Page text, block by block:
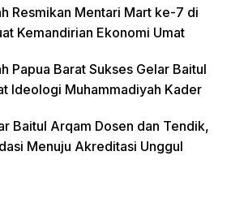
Resmikan Mentari Mart ke-7 di
Kemandirian Ekonomi Umat
Papua Barat Sukses Gelar Baitul
Ideologi Muhammadiyah Kader
Baitul Arqam Dosen dan Tendik,
Menuju Akreditasi Unggul